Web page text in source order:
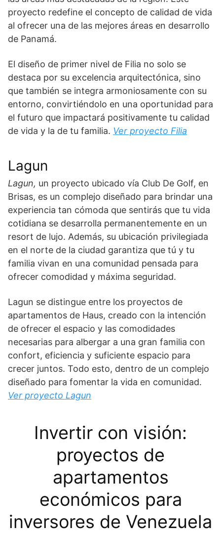
proyecto redefine el concepto de calidad de vida
al ofrecer una de las mejores áreas en desarrollo
de Panamá.
El diseño de primer nivel de Filia no solo se
destaca por su excelencia arquitectónica, sino
que también se integra armoniosamente con su
entorno, convirtiéndolo en una oportunidad para
el futuro que impactará positivamente tu calidad
de vida y la de tu familia. Ver proyecto Filia
Lagun
Lagun, un proyecto ubicado vía Club De Golf, en
Brisas, es un complejo diseñado para brindar una
experiencia tan cómoda que sentirás que tu vida
cotidiana se desarrolla permanentemente en un
resort de lujo. Además, su ubicación privilegiada
en el norte de la ciudad garantiza que tú y tu
familia vivan en una comunidad pensada para
ofrecer comodidad y máxima seguridad.
Lagun se distingue entre los proyectos de
apartamentos de Haus, creado con la intención
de ofrecer el espacio y las comodidades
necesarias para albergar a una gran familia con
confort, eficiencia y suficiente espacio para
crecer juntos. Todo esto, dentro de un complejo
diseñado para fomentar la vida en comunidad.
Ver proyecto Lagun
Invertir con visión:
proyectos de
apartamentos
económicos para
inversores de Venezuela